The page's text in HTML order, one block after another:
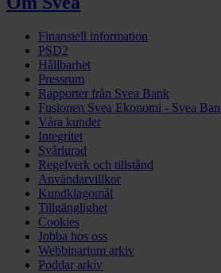
Finansiell information
PSD2
Hållbarhet
Pressrum
Rapporter från Svea Bank
Fusionen Svea Ekonomi - Svea
Våra kunder
Integritet
Svårlurad
Regelverk och tillstånd
Användarvillkor
Kundklagomål
Tillgänglighet
Cookies
Jobba hos oss
Webbinarium arkiv
Poddar arkiv